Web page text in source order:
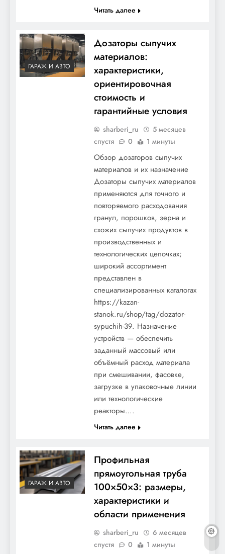
Читать далее
ГАРАЖ И АВТО
Дозаторы сыпучих
материалов:
характеристики,
ориентировочная
стоимость и
гарантийные условия
sharberi_ru
5 месяцев
спустя
0 1 минуты
Обзор дозаторов сыпучих
материалов и их назначение
Дозаторы сыпучих материалов
применяются для точного и
повторяемого расходования
гранул, порошков, зерна и
схожих сыпучих продуктов в
производственных и
технологических цепочках;
широкий ассортимент
представлен в
специализированных каталогах
https://kazan-
stanok.ru/shop/tag/dozator-
sypuchih-39. Назначение
устройств — обеспечить
заданный массовый или
объёмный расход материала
при смешивании, фасовке,
загрузке в упаковочные линии
или технологические
реакторы….
Читать далее
ГАРАЖ И АВТО
Профильная
прямоугольная труба
100×50×3: размеры,
характеристики и
области применения
sharberi_ru
6 месяцев
спустя
0 1 минуты